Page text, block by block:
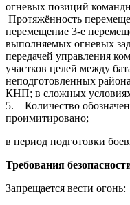
огневых позиций
Протяжённость
перемещение 3-е
выполняемых огневых
передачей управления
участков целей между
неподготовленных
КНП; в сложных
5. Количество
проимитировано;
в период подготовки
Требования
Запрещается вести огонь: